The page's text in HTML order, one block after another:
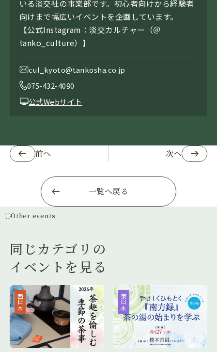
いる淡交社の事業部です。初心者向けから経験者
向けまで幅広いイベントを企画しています。
【公式Instagram：淡交カルチャー（＠
tanko_culture）】
cul_kyoto@tankosha.co.jp
075-432-4090
公式Webサイト
前へ 次へ
一覧へ戻る
Other events
同じカテゴリの
イベントを見る
西日本 東日本